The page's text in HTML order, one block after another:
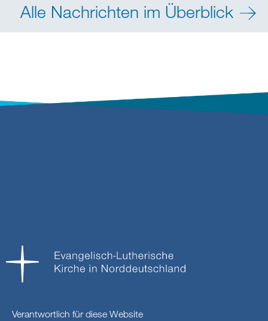
Alle Nachrichten im Überblick
Verantwortlich für diese Website